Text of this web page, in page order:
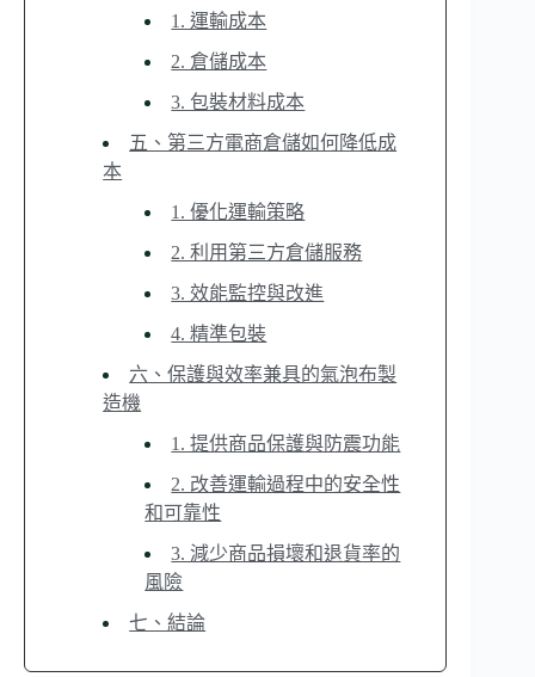
1. 運輸成本
2. 倉儲成本
3. 包裝材料成本
五、第三方電商倉儲如何降低成
本
1. 優化運輸策略
2. 利用第三方倉儲服務
3. 效能監控與改進
4. 精準包裝
六、保護與效率兼具的氣泡布製
造機
1. 提供商品保護與防震功能
2. 改善運輸過程中的安全性
和可靠性
3. 減少商品損壞和退貨率的
風險
七、結論